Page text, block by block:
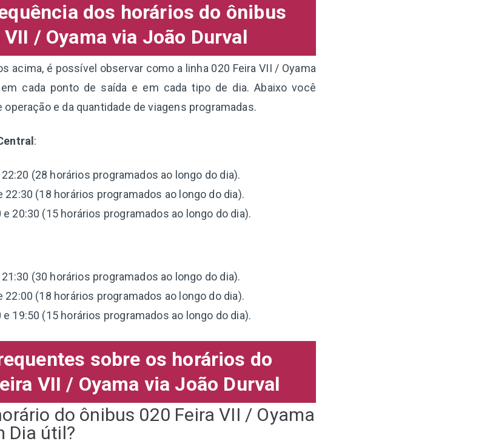
dos horários do ônibus
/ Oyama via João Durval
acima, é possível observar como a linha 020 Feira VII / Oyama
cada ponto de saída e em cada tipo de dia. Abaixo você
e da quantidade de viagens programadas.
:
(28 horários programados ao longo do dia).
22:30 (18 horários programados ao longo do dia).
20:30 (15 horários programados ao longo do dia).
(30 horários programados ao longo do dia).
22:00 (18 horários programados ao longo do dia).
19:50 (15 horários programados ao longo do dia).
sobre os horários do
VII / Oyama via João Durval
do ônibus 020 Feira VII / Oyama
Dia útil?